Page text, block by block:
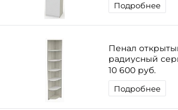
Подробнее
Пенал
радиусный
10 600 руб.
Подробнее